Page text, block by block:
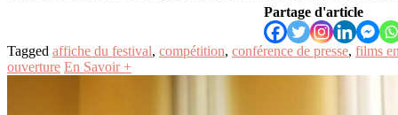
Partage d'article
Tagged affiche du festival, compétition, conférence de presse, films
ouverture En Savoir +